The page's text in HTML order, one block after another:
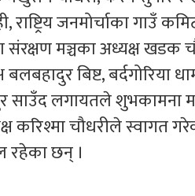
जनमोर्चाका गाउँ
संरक्षण मञ्चका अध्यक्ष
बिष्ट, बर्दगोरिया
साउँद लगायतले शुभकामना
करिश्मा चौधरीले स्वागत
रहेका छन् ।